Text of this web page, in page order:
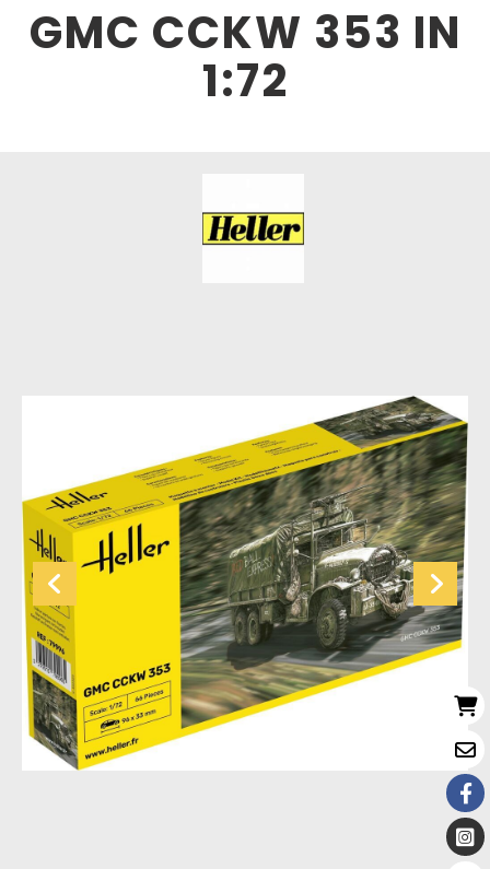
GMC CCKW 353 IN
1:72